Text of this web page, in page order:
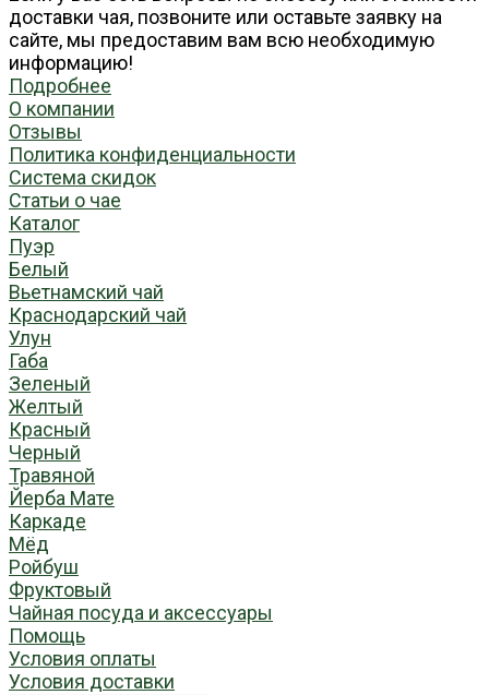
доставки чая, позвоните или оставьте заявку на
сайте, мы предоставим вам всю необходимую
информацию!
Подробнее
О компании
Отзывы
Политика конфиденциальности
Система скидок
Статьи о чае
Каталог
Пуэр
Белый
Вьетнамский чай
Краснодарский чай
Улун
Габа
Зеленый
Желтый
Красный
Черный
Травяной
Йерба Мате
Каркаде
Мёд
Ройбуш
Фруктовый
Чайная посуда и аксессуары
Помощь
Условия оплаты
Условия доставки